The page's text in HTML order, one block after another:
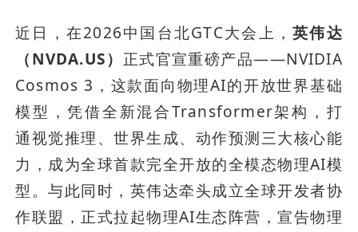
近日，在2026中国台北GTC大会上，英伟达
（NVDA.US） 正式官宣重磅产品——NVIDIA
Cosmos 3，这款面向物理AI的开放世界基础
模型，凭借全新混合Transformer架构，打
通视觉推理、世界生成、动作预测三大核心能
力，成为全球首款完全开放的全模态物理AI模
型。与此同时，英伟达牵头成立全球开发者协
作联盟，正式拉起物理AI生态阵营，宣告物理